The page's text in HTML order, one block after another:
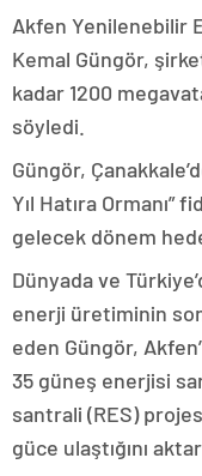
Akfen Yenilenebilir
Kemal Güngör,
kadar 1200
söyledi.
Güngör,
Yıl Hatıra
gelecek dönem
Dünyada ve
enerji üretiminin
eden Güngör,
35 güneş enerjisi
santrali (RES)
güce ulaştığını